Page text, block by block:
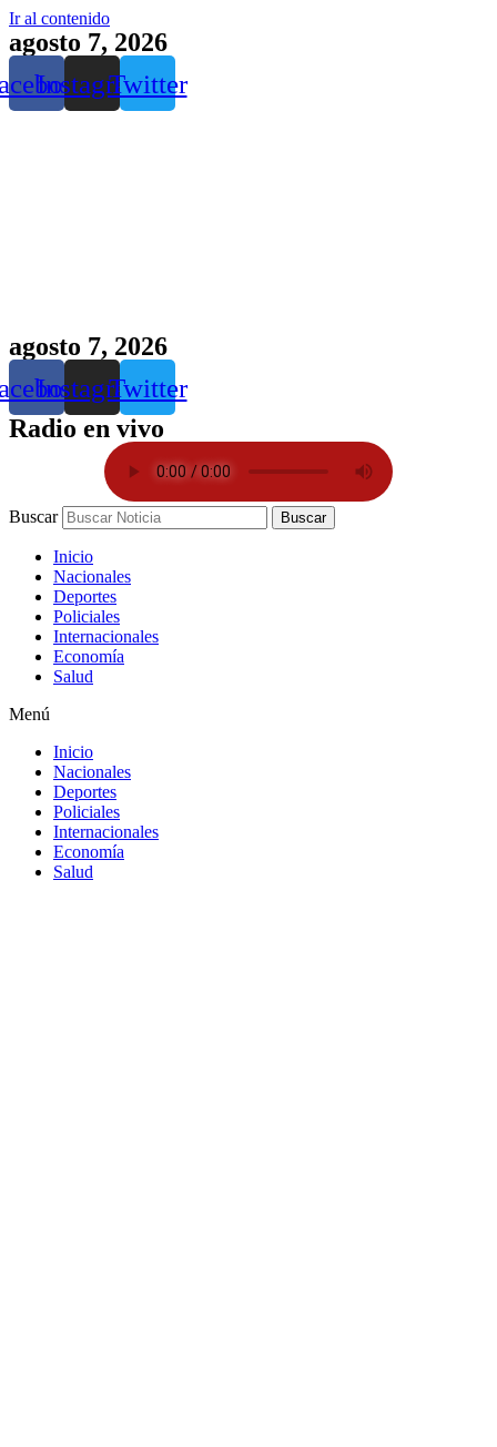
Ir al contenido
agosto 7, 2026
InstagramTwitter
agosto 7, 2026
InstagramTwitter
Radio en vivo
Buscar Buscar
Inicio
Nacionales
Deportes
Policiales
Internacionales
Economía
Salud
Menú
Inicio
Nacionales
Deportes
Policiales
Internacionales
Economía
Salud